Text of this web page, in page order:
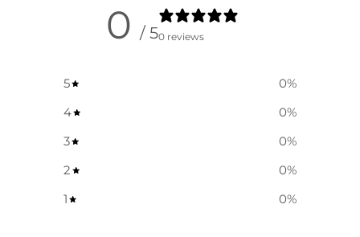
0 / 50 reviews
5 0%
4
0%
3
0%
2
0%
1
0%